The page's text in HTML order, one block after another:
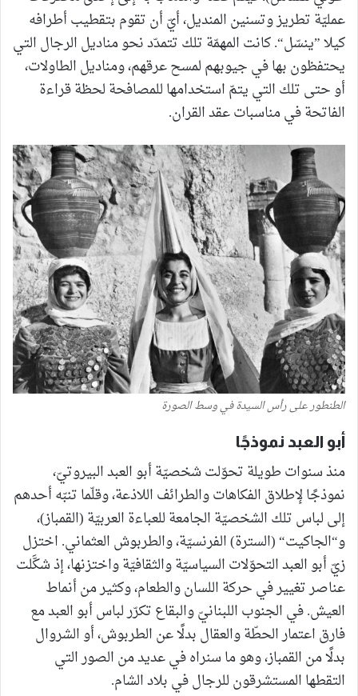
عمليّة تطريز وتسنين المنديل، أيّ أن تقوم بتقطيب أطرافه
كيلا ”ينسّل“. كانت المهمّة تلك تتمدّد نحو مناديل الرجال التي
يحتفظون بها في جيوبهم لمسح عرقهم، ومناديل الطاولات،
أو حتى تلك التي يتمّ استخدامها للمصافحة لحظة قراءة
الفاتحة في مناسبات عقد القران.
الطنطور على رأس السيدة في وسط الصورة
أبو العبد نموذجًا
منذ سنوات طويلة تحوّلت شخصيّة أبو العبد البيروتيّ،
نموذجًا لإطلاق الفكاهات والطرائف اللاذعة، وقلّما تنبّه أحدهم
إلى لباس تلك الشخصيّة الجامعة للعباءة العربيّة (القمباز)،
و“الجاكيت“ (السترة) الفرنسيّة، والطربوش العثماني. اختزل
زيّ أبو العبد التحوّلات السياسيّة والثقافيّة واختزنها، إذ شكَّلت
عناصر تغيير في حركة اللسان والطعام، وكثير من أنماط
العيش. في الجنوب اللبنانيّ والبقاع تكرّر لباس أبو العبد مع
فارق اعتمار الحطّة والعقال بدلًا عن الطربوش، أو الشروال
بدلًا من القمباز، وهو ما سنراه في عديد من الصور التي
التقطها المستشرقون للرجال في بلاد الشام.